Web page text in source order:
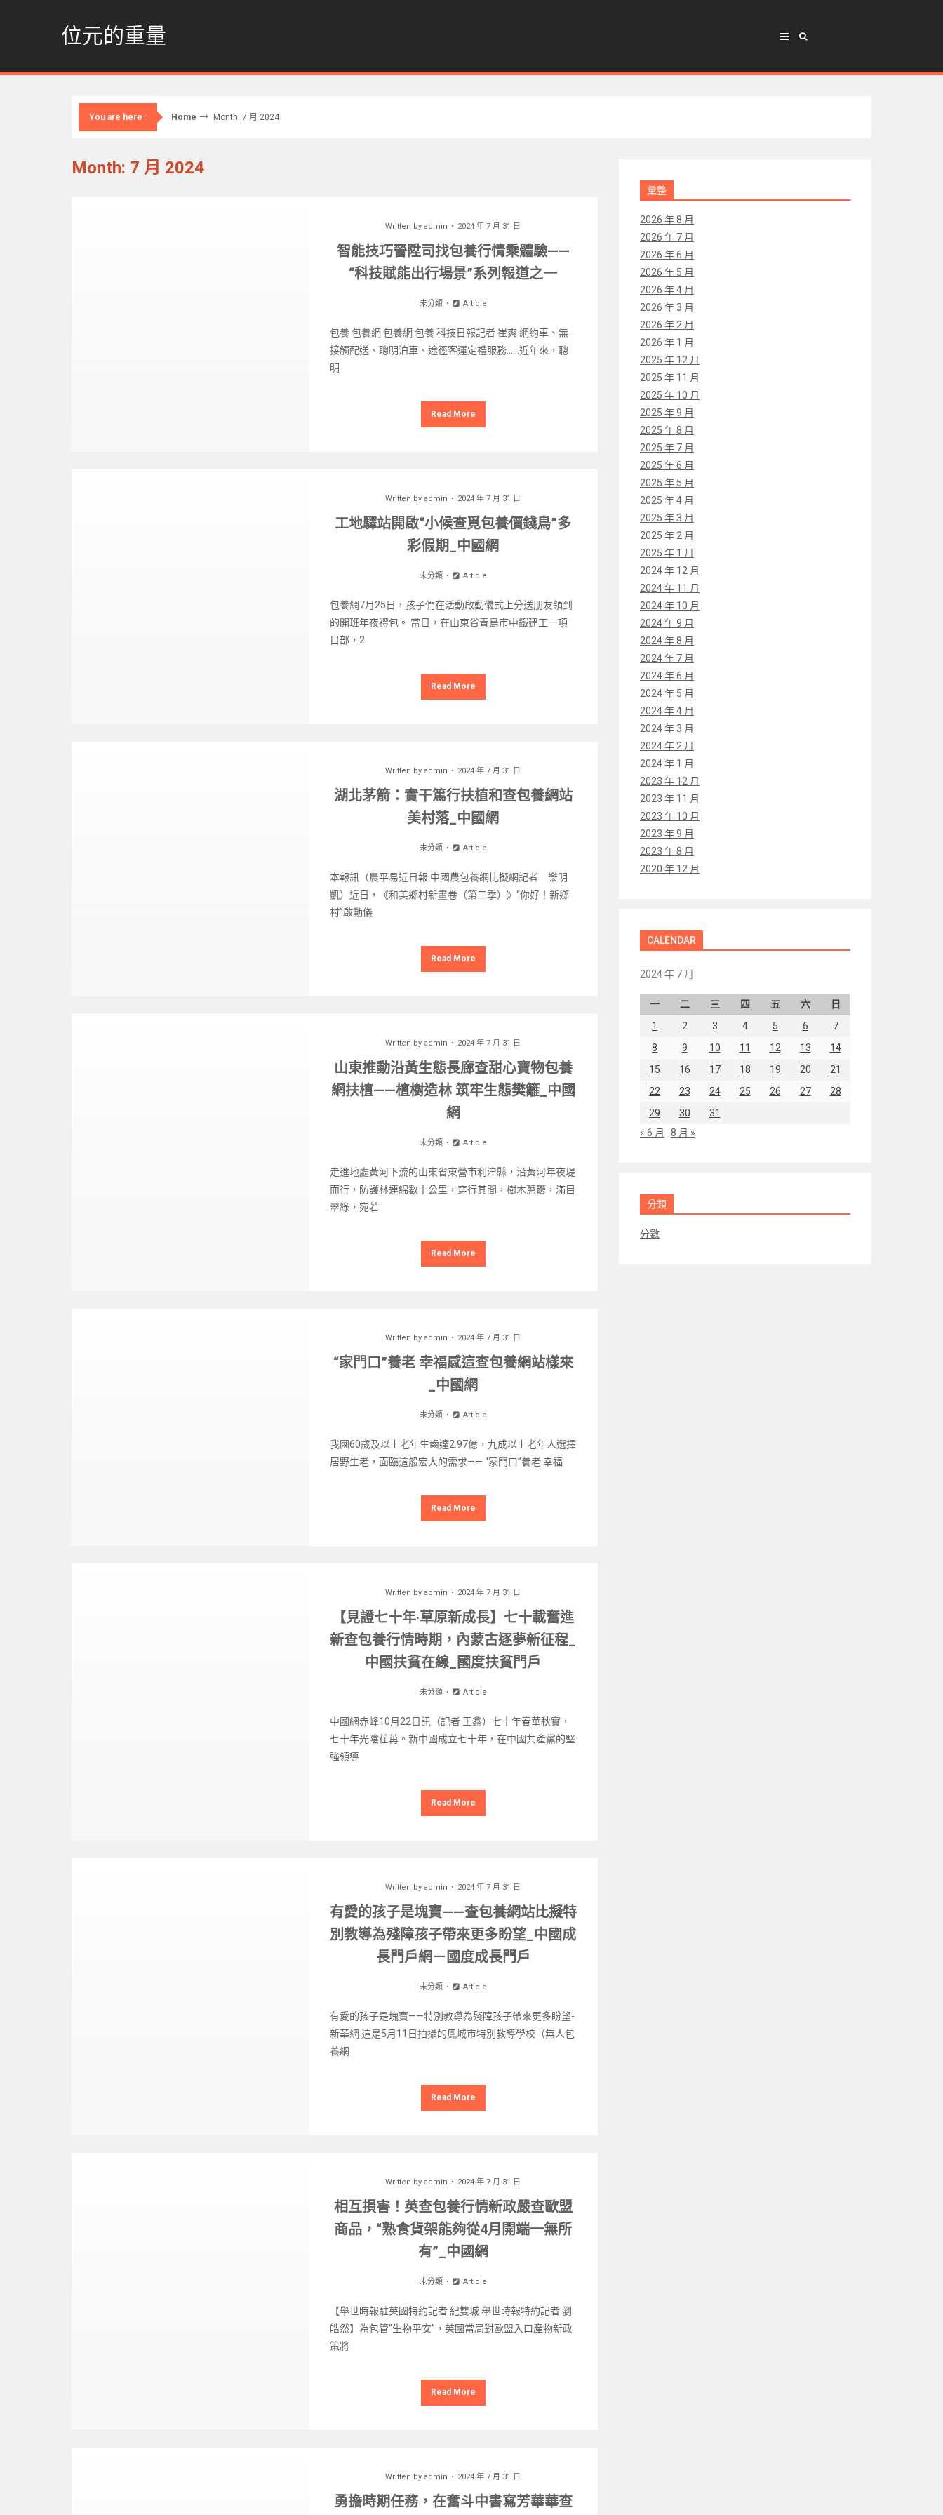
位元的重量
You are here : Home Month: 7 月 2024
Month: 7 月 2024
Written byadmin 2024 年 7 月 31 日
智能技巧晉陞司找包養行情乘體驗——
“科技賦能出行場景”系列報道之一
未分類 Article
包養 包養網 包養網 包養 科技日報記者 崔爽 網約車、無
接觸配送、聰明泊車、途徑客運定禮服務……近年來，聰
明
Read More
Written byadmin 2024 年 7 月 31 日
工地驛站開啟“小候查覓包養價錢鳥”多
彩假期_中國網
未分類 Article
包養網7月25日，孩子們在活動啟動儀式上分送朋友領到
的開班年夜禮包。 當日，在山東省青島市中鐵建工一項
目部，2
Read More
Written byadmin 2024 年 7 月 31 日
湖北茅箭：實干篤行扶植和查包養網站
美村落_中國網
未分類 Article
本報訊（農平易近日報·中國農包養網比擬網記者 樂明
凱）近日，《和美鄉村新畫卷（第二季）》“你好！新鄉
村”啟動儀
Read More
Written byadmin 2024 年 7 月 31 日
山東推動沿黃生態長廊查甜心寶物包養
網扶植——植樹造林 筑牢生態樊籬_中國
網
未分類 Article
走進地處黃河下流的山東省東營市利津縣，沿黃河年夜堤
而行，防護林連綿數十公里，穿行其間，樹木蔥鬱，滿目
翠綠，宛若
Read More
Written byadmin 2024 年 7 月 31 日
“家門口”養老 幸福感這查包養網站樣來
_中國網
未分類 Article
我國60歲及以上老年生齒達2.97億，九成以上老年人選擇
居野生老，面臨這般宏大的需求—— “家門口”養老 幸福
Read More
Written byadmin 2024 年 7 月 31 日
【見證七十年·草原新成長】七十載奮進
新查包養行情時期，內蒙古逐夢新征程_
中國扶貧在線_國度扶貧門戶
未分類 Article
中國網赤峰10月22日訊（記者 王鑫）七十年春華秋實，
七十年光陰荏苒。新中國成立七十年，在中國共產黨的堅
強領導
Read More
Written byadmin 2024 年 7 月 31 日
有愛的孩子是塊寶——查包養網站比擬特
別教導為殘障孩子帶來更多盼望_中國成
長門戶網－國度成長門戶
未分類 Article
有愛的孩子是塊寶——特別教導為殘障孩子帶來更多盼望-
新華網 這是5月11日拍攝的鳳城市特別教導學校（無人包
養網
Read More
Written byadmin 2024 年 7 月 31 日
相互損害！英查包養行情新政嚴查歐盟
商品，“熟食貨架能夠從4月開端一無所
有”_中國網
未分類 Article
【舉世時報駐英國特約記者 紀雙城 舉世時報特約記者 劉
皓然】為包管“生物平安”，英國當局對歐盟入口產物新政
策將
Read More
Written byadmin 2024 年 7 月 31 日
勇擔時期任務，在奮斗中書寫芳華華查
彙整
2026 年 8 月
2026 年 7 月
2026 年 6 月
2026 年 5 月
2026 年 4 月
2026 年 3 月
2026 年 2 月
2026 年 1 月
2025 年 12 月
2025 年 11 月
2025 年 10 月
2025 年 9 月
2025 年 8 月
2025 年 7 月
2025 年 6 月
2025 年 5 月
2025 年 4 月
2025 年 3 月
2025 年 2 月
2025 年 1 月
2024 年 12 月
2024 年 11 月
2024 年 10 月
2024 年 9 月
2024 年 8 月
2024 年 7 月
2024 年 6 月
2024 年 5 月
2024 年 4 月
2024 年 3 月
2024 年 2 月
2024 年 1 月
2023 年 12 月
2023 年 11 月
2023 年 10 月
2023 年 9 月
2023 年 8 月
2020 年 12 月
CALENDAR
2024 年 7 月
一 二 三 四 五 六
日
1
2 3 4 5 6
7
8
9 10 11 12 13
14
15
16 17 18 19 20
21
22
23 24 25 26 27
28
29
30
31
« 6 月
8 月 »
分類
分數